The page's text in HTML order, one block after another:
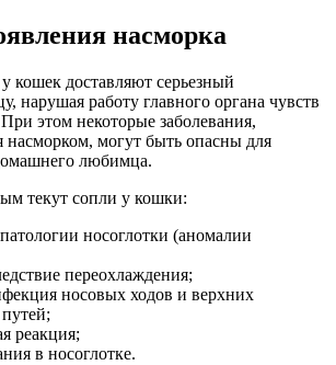
насморка
кошек доставляют серьезный
нарушая работу главного органа чувств
этом некоторые заболевания,
могут быть опасны для
любимца.
текут сопли у кошки:
носоглотки (аномалии
переохлаждения;
носовых ходов и верхних
реакция;
в носоглотке.